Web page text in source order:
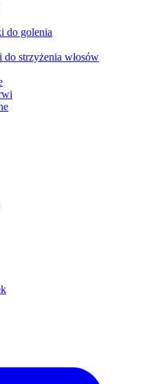
do golenia
strzyżenia włosów